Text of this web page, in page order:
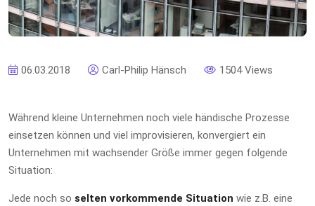
06.03.2018 Carl-Philip Hänsch 1504 Views
Während kleine Unternehmen noch viele händische Prozesse
einsetzen können und viel improvisieren, konvergiert ein
Unternehmen mit wachsender Größe immer gegen folgende
Situation:
Jede noch so selten vorkommende Situation wie z.B. eine